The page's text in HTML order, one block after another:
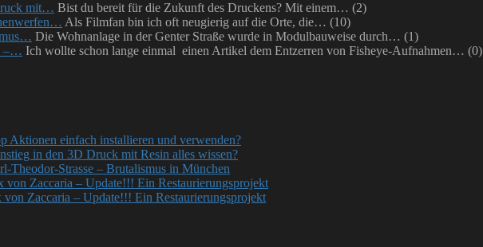
mit… Bist du bereit für die Zukunft des Druckens? Mit einem… (2)
Als Filmfan bin ich oft neugierig auf die Orte, die… (10)
Die Wohnanlage in der Genter Straße wurde in Modulbauweise durch… (1)
–… Ich wollte schon lange einmal einen Artikel dem Entzerren von Fisheye-Aufnahmen… (0)
Aktionen einfach installieren und verwenden?
in den 3D Druck mit Resin alles wissen?
Theodor-Strasse – Brutalismus in München
von Zaccaria – Update!!! Ein Restaurierungsprojekt
von Zaccaria – Update!!! Ein Restaurierungsprojekt